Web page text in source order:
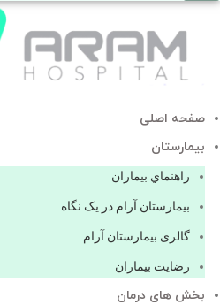
صفحه اصلی
بيمارستان
راهنماي بیماران
بیمارستان آرام در یک نگاه
گالری بیمارستان آرام
رضایت بیماران
بخش های درمان